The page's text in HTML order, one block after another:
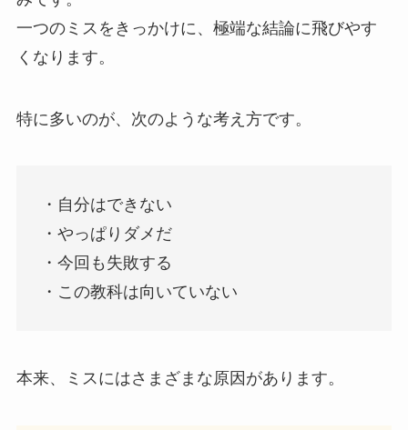
一つのミスをきっかけに、極端な結論に飛びやす
くなります。
特に多いのが、次のような考え方です。
・自分はできない
・やっぱりダメだ
・今回も失敗する
・この教科は向いていない
本来、ミスにはさまざまな原因があります。